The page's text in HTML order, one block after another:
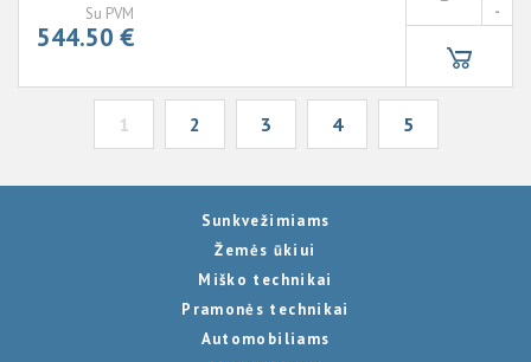
Su PVM
544.50 €
-
1 2 3 4 5
Sunkvežimiams
Žemės ūkiui
Miško technikai
Pramonės technikai
Automobiliams